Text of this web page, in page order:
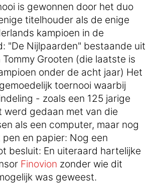
is gewonnen door het duo
titelhouder als de enige
kampioen in de
"De Nijlpaarden" bestaande uit
Tommy Grooten (die laatste is
onder de acht jaar) Het
toernooi waarbij
- zoals een 125 jarige
werd gedaan met van die
als een computer, maar nog
en papier: Nog een
besluit: En uiteraard hartelijke
Finovion zonder wie dit
was geweest.